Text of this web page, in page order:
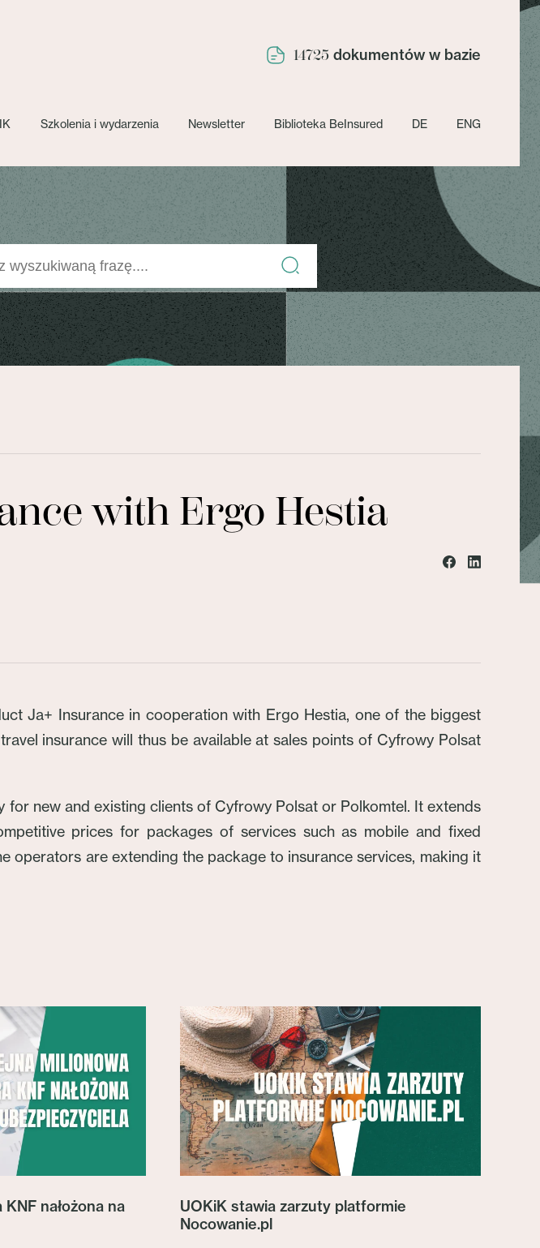
14725 dokumentów w bazie
Szkolenia i wydarzenia Newsletter Biblioteka BeInsured DE ENG
with Ergo Hestia
Ja+ Insurance in cooperation with Ergo Hestia, one of the biggest
insurance will thus be available at sales points of Cyfrowy Polsat
new and existing clients of Cyfrowy Polsat or Polkomtel. It extends
prices for packages of services such as mobile and fixed
operators are extending the package to insurance services, making it
nałożona na
UOKiK stawia zarzuty platformie
Nocowanie.pl